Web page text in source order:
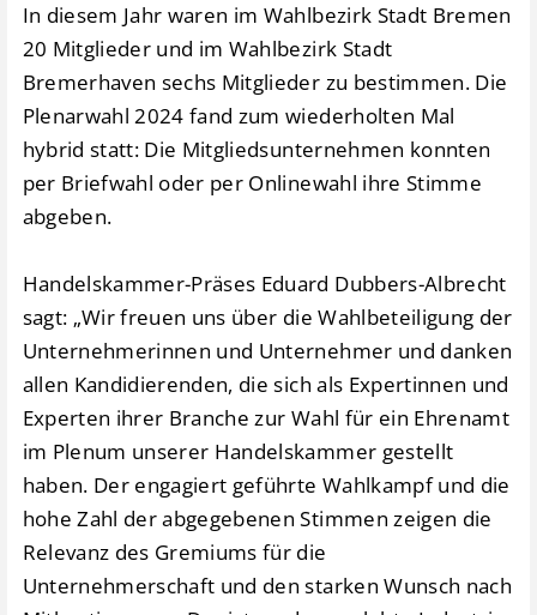
In diesem Jahr waren im Wahlbezirk Stadt Bremen
20 Mitglieder und im Wahlbezirk Stadt
Bremerhaven sechs Mitglieder zu bestimmen. Die
Plenarwahl 2024 fand zum wiederholten Mal
hybrid statt: Die Mitgliedsunternehmen konnten
per Briefwahl oder per Onlinewahl ihre Stimme
abgeben.
Handelskammer-Präses Eduard Dubbers-Albrecht
sagt: „Wir freuen uns über die Wahlbeteiligung der
Unternehmerinnen und Unternehmer und danken
allen Kandidierenden, die sich als Expertinnen und
Experten ihrer Branche zur Wahl für ein Ehrenamt
im Plenum unserer Handelskammer gestellt
haben. Der engagiert geführte Wahlkampf und die
hohe Zahl der abgegebenen Stimmen zeigen die
Relevanz des Gremiums für die
Unternehmerschaft und den starken Wunsch nach